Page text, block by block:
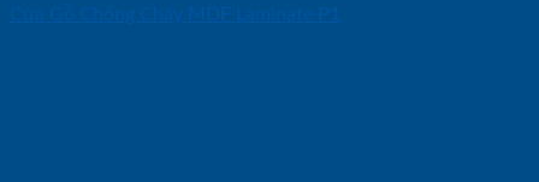
Cửa Gỗ Chống Cháy MDF Laminate P1